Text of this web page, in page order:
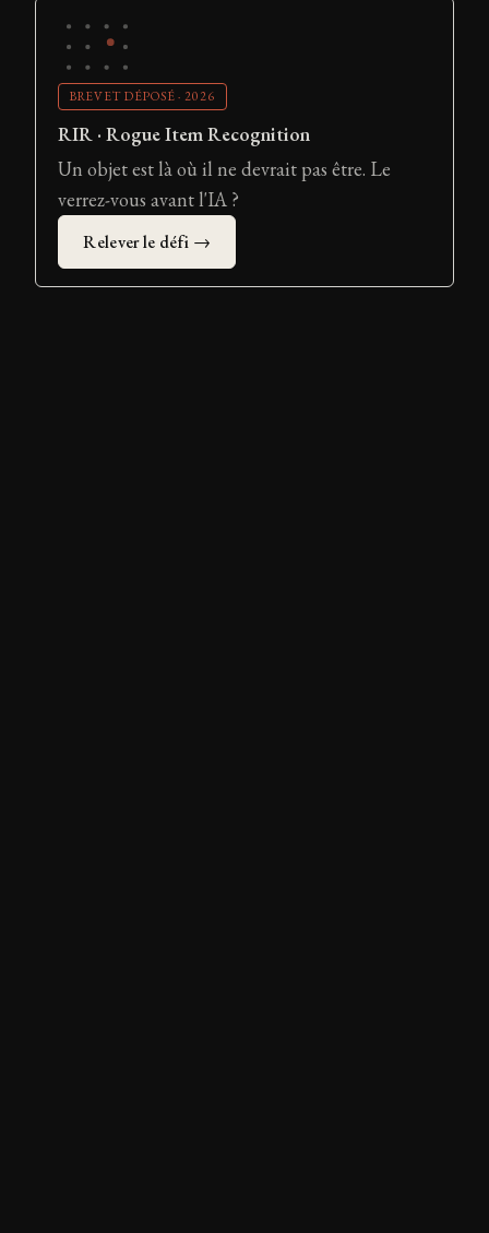
BREVET DÉPOSÉ · 2026
RIR · Rogue Item Recognition
Un objet est là où il ne devrait pas être. Le
verrez-vous avant l'IA ?
Relever le défi →